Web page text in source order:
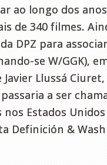
ao longo dos
de 340 filmes.
DPZ para
se W/GGK),
Llussá
a ser
Estados Unidos
Definición &